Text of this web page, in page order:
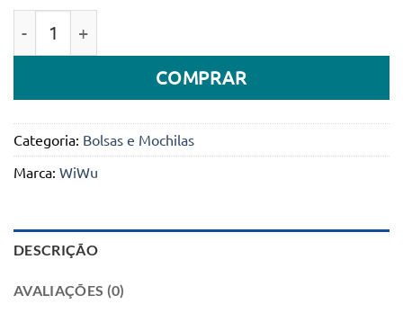
era:
59.990Kz.
é:
43.550Kz.
COMPRAR
Categoria: Bolsas e Mochilas
Marca: WiWu
DESCRIÇÃO
AVALIAÇÕES (0)